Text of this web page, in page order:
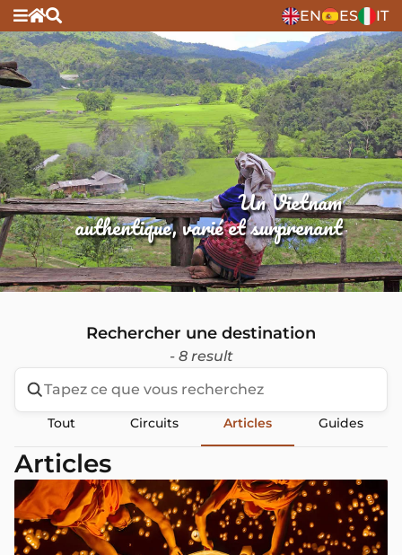
EN ES IT
Un Vietnam
authentique, varié et surprenant
Rechercher une destination
- 8 result
Tout Circuits Articles Guides
Articles